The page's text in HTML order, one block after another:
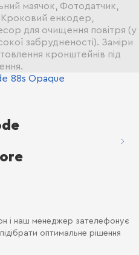
маячок, Фотодатчик,
Кроковий енкодер,
для очищення повітря (у
забрудненості). Заміри
кронштейнів під
88s Opaque
і наш менеджер зателефонує
оптимальне рішення